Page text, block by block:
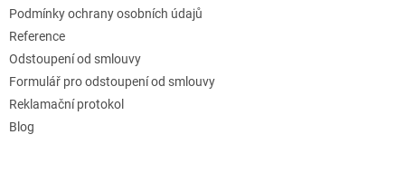
Podmínky ochrany osobních údajů
Reference
Odstoupení od smlouvy
Formulář pro odstoupení od smlouvy
Reklamační protokol
Blog